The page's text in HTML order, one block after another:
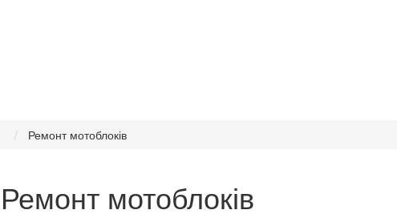
Ремонт мотоблоків
Ремонт мотоблоків